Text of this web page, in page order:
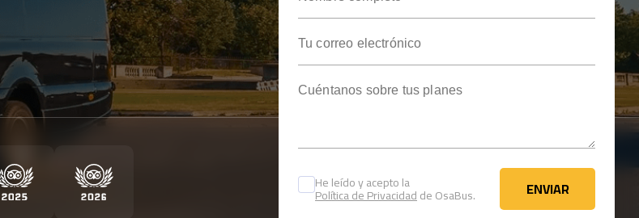
He leído y acepto la
Política de Privacidadde OsaBus. ENVIAR
ENVIAR